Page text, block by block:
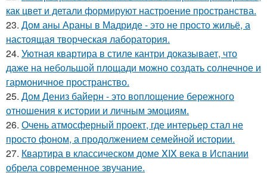
как цвет и детали формируют настроение пространства.
23. Дом аны Араны в Мадриде - это не просто жильё, а
настоящая творческая лаборатория.
24. Уютная квартира в стиле кантри доказывает, что
даже на небольшой площади можно создать солнечное и
гармоничное пространство.
25. Дом Дениз байерн - это воплощение бережного
отношения к истории и личным эмоциям.
26. Очень атмосферный проект, где интерьер стал не
просто фоном, а продолжением семейной истории.
27. Квартира в классическом доме XIX века в Испании
обрела современное звучание.